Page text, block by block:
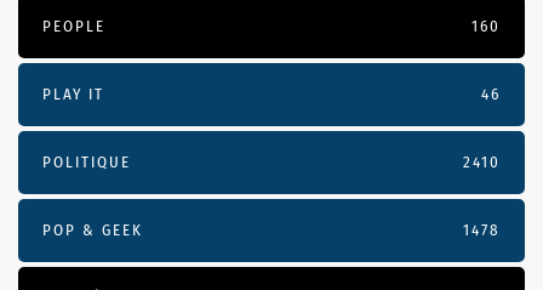
PEOPLE 160
PLAY IT 46
POLITIQUE 2410
POP & GEEK 1478